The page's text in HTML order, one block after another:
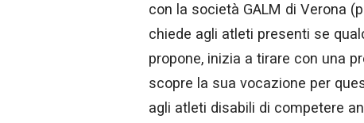
con la società GALM di Verona
chiede agli atleti presenti se
propone, inizia a tirare con una
scopre la sua vocazione per
agli atleti disabili di competere